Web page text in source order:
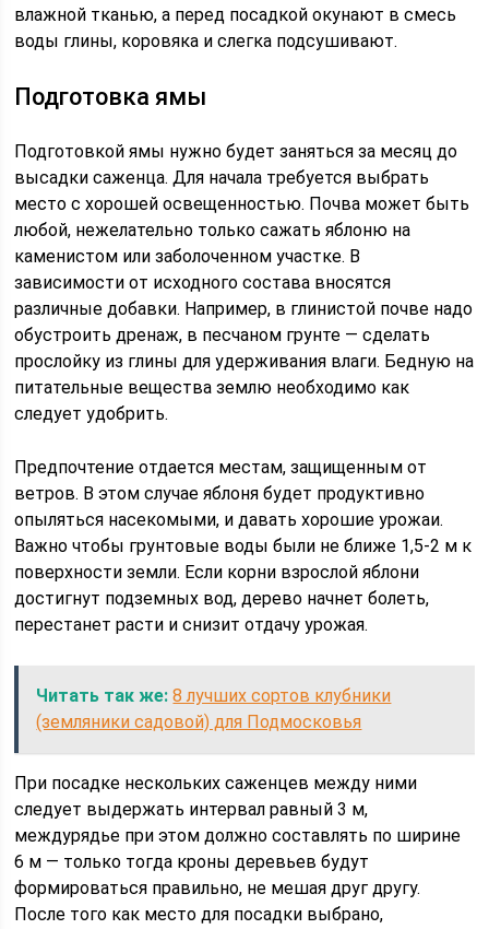
влажной тканью, а перед посадкой окунают в смесь
воды глины, коровяка и слегка подсушивают.
Подготовка ямы
Подготовкой ямы нужно будет заняться за месяц до
высадки саженца. Для начала требуется выбрать
место с хорошей освещенностью. Почва может быть
любой, нежелательно только сажать яблоню на
каменистом или заболоченном участке. В
зависимости от исходного состава вносятся
различные добавки. Например, в глинистой почве надо
обустроить дренаж, в песчаном грунте — сделать
прослойку из глины для удерживания влаги. Бедную на
питательные вещества землю необходимо как
следует удобрить.
Предпочтение отдается местам, защищенным от
ветров. В этом случае яблоня будет продуктивно
опыляться насекомыми, и давать хорошие урожаи.
Важно чтобы грунтовые воды были не ближе 1,5-2 м к
поверхности земли. Если корни взрослой яблони
достигнут подземных вод, дерево начнет болеть,
перестанет расти и снизит отдачу урожая.
Читать так же: 8 лучших сортов клубники
(земляники садовой) для Подмосковья
При посадке нескольких саженцев между ними
следует выдержать интервал равный 3 м,
междурядье при этом должно составлять по ширине
6 м — только тогда кроны деревьев будут
формироваться правильно, не мешая друг другу.
После того как место для посадки выбрано,